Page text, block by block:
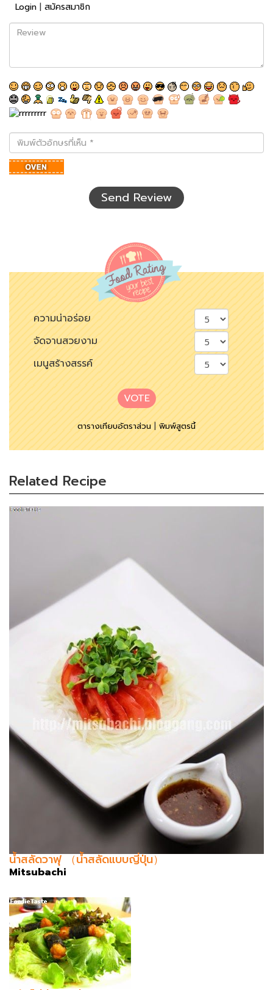
Login | สมัครสมาชิก
Review
พิมพ์
ตัว
อักษร
ที่
Send Review
ความน่าอร่อย
จัดจานสวยงาม
เมนูสร้างสรรค์
VOTE
ตารางเทียบอัตราส่วน|พิมพ์สูตรนี้
Related Recipe
น้ำสลัดวาฟุ （น้ำสลัดแบบญี่ปุ่น）
Mitsubachi